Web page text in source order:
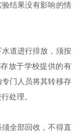
结果没有影响的情
道进行排放，须按
放于学校提供的有
门人员将其转移存
处理。
全部回收，不得直